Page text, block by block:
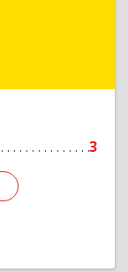
3
Подробнее